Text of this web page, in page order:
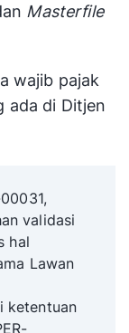
Masterfile
wajib pajak
ada di Ditjen
validasi
hal
Lawan
ketentuan